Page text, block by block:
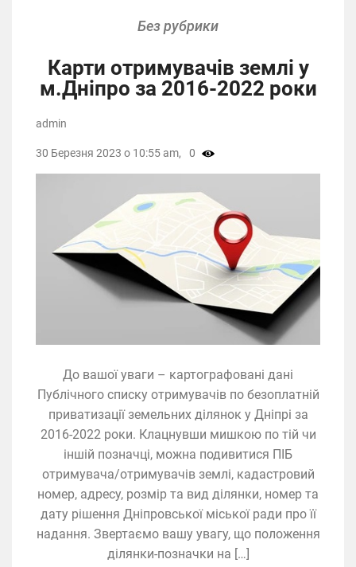
Без рубрики
Карти отримувачів землі у
м.Дніпро за 2016-2022 роки
До вашої уваги – картографовані дані
Публічного списку отримувачів по безоплатній
приватизації земельних ділянок у Дніпрі за
2016-2022 роки. Клацнувши мишкою по тій чи
іншій позначці, можна подивитися ПІБ
отримувача/отримувачів землі, кадастровий
номер, адресу, розмір та вид ділянки, номер та
дату рішення Дніпровської міської ради про її
надання. Звертаємо вашу увагу, що положення
ділянки-позначки на […]
admin
30 Березня 2023 о 10:55 am, 0